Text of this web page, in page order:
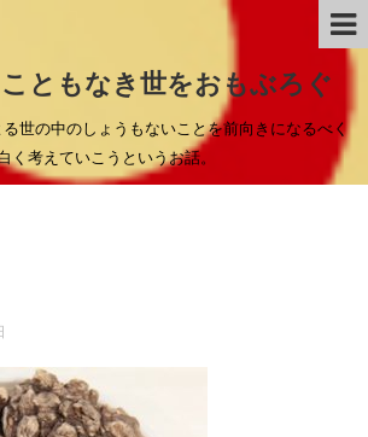
ともなき世をおもぶろぐ
世の中のしょうもないことを前向きになるべく
く考えていこうというお話。